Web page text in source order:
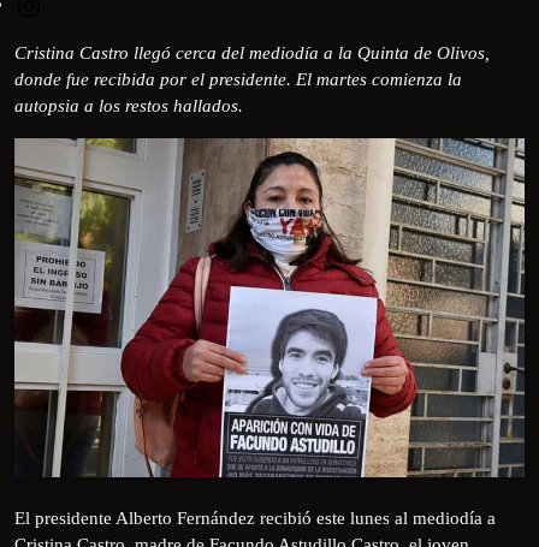
Cristina Castro llegó cerca del mediodía a la Quinta de Olivos,
donde fue recibida por el presidente. El martes comienza la
autopsia a los restos hallados.
El presidente Alberto Fernández recibió este lunes al mediodía a